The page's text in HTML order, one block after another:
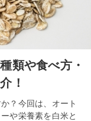
類や食べ方・
！
？今回は、オート
や栄養素を白米と